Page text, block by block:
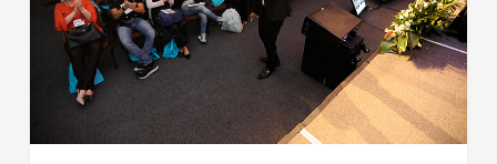
odontologia
interior